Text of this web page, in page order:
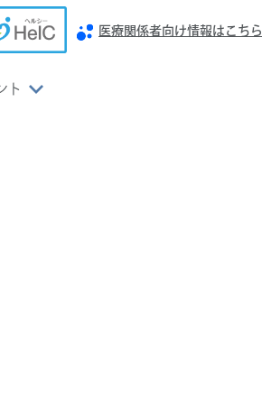
医療関係者向け情報はこちら
ト